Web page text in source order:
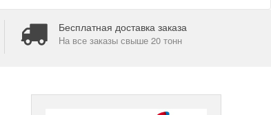
Бесплатная доставка заказа
На все заказы свыше 20 тонн